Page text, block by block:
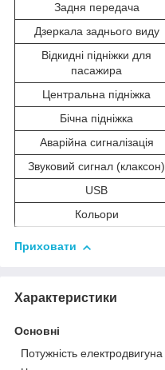
Задня передача
Дзеркала заднього виду
Відкидні підніжки для
пасажира
Центральна підніжка
Бічна підніжка
Аварійна сигналізація
Звуковий сигнал (клаксон)
USB
Кольори
Приховати
Характеристики
Основні
Потужність електродвигуна